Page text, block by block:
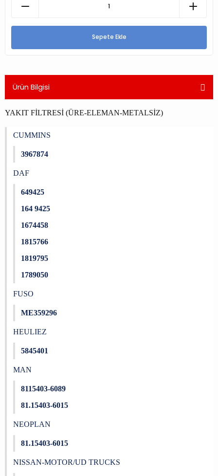
Sepete Ekle
Ürün Bilgisi
YAKIT FİLTRESİ (ÜRE-ELEMAN-METALSİZ)
CUMMINS
3967874
DAF
649425
164 9425
1674458
1815766
1819795
1789050
FUSO
ME359296
HEULIEZ
5845401
MAN
8115403-6089
81.15403-6015
NEOPLAN
81.15403-6015
NISSAN-MOTOR/UD TRUCKS